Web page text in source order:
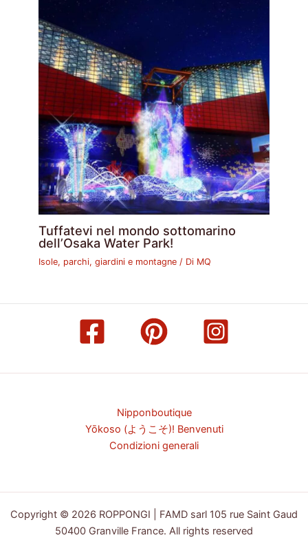
Tuffatevi nel mondo sottomarino
dell’Osaka Water Park!
Isole, parchi, giardini e montagne / Di MQ
Nipponboutique
Yōkoso (ようこそ)! Benvenuti
Condizioni generali
Copyright © 2026 ROPPONGI | FAMD sarl 105 rue Saint Gaud
50400 Granville France. All rights reserved